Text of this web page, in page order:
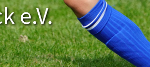
e.V.